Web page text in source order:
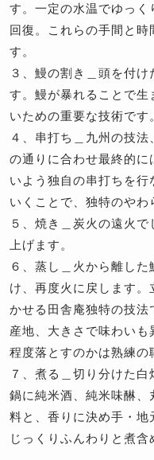
す。一定の水温でゆっく
回復。これらの手間と時
す。
３、鰻の割き＿ 頭を付け
す。鰻が暴れることで生
いための重要な技術です
４、串打ち＿ 九州の技法
の通りに合わせ最終的
いよう独自の串打ちを
いくことで、独特のやわ
５、焼き＿ 炭火の遠火で
上げます。
６、蒸し＿ 火から離した
け、再度火に戻します
かせる田舎庵独特の技
産地、大きさで味わい
程度落とすのかは熟練の
７、煮る＿ 切り分けた白
鍋に純米酒、純米味醂
料と、香りに決め手・地
じっくりふんわりと煮含